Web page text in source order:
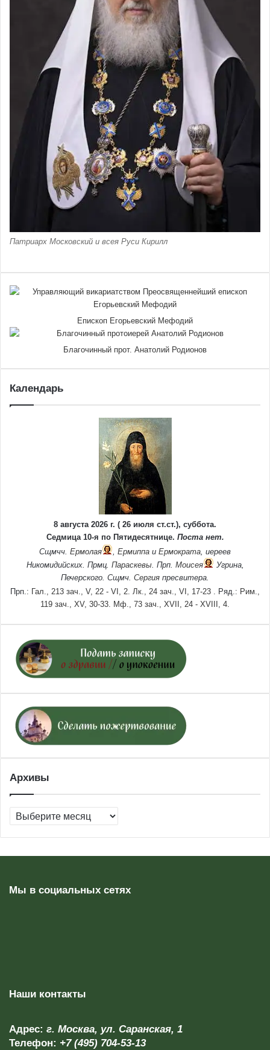
Патриарх Московский и всея Руси Кирилл
Епископ Егорьевский Мефодий
Благочинный прот. Анатолий Родионов
Календарь
8 августа 2026 г. ( 26 июля ст.ст.), суббота.
Седмица 10-я по Пятидесятнице. Поста нет.
Сщмчч. Ермолая , Ермиппа и Ермократа, иереев
Никомидийских. Прмц. Параскевы. Прп. Моисея
Угрина,
Печерского. Сщмч. Сергия пресвитера.
Прп.: Гал., 213 зач., V, 22 - VI, 2. Лк., 24 зач., VI, 17-23 . Ряд.: Рим.,
119 зач., XV, 30-33. Мф., 73 зач., XVII, 24 - XVIII, 4.
Архивы
Архивы
Мы в социальных сетях
Наши контакты
Адрес: г. Москва, ул. Саранская, 1
Телефон: +7 (495) 704-53-13